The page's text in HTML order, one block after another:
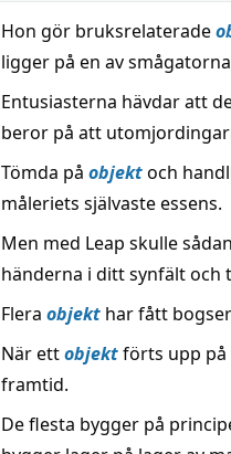
Hon gör bruksrelaterade
ligger på en av
Entusiasterna hävdar att
beror på att
Tömda på objektoch
måleriets självaste essens.
Men med Leap skulle
händerna i ditt synfält och
Flera objekt har fått
När ettobjektförts upp på
framtid.
De flesta bygger på